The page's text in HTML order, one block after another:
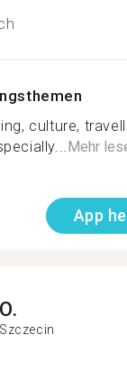
culture,
Mehr
App
O.
Szczecin